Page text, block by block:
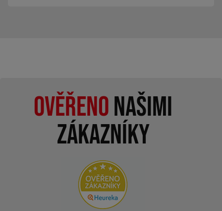
Ověřenonašimi
zákazníky